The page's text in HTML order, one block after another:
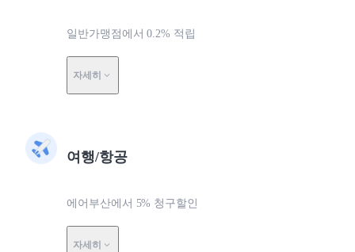
일반가맹점에서 0.2% 적립
자세히
여행/항공
에어부산에서 5% 청구할인
자세히